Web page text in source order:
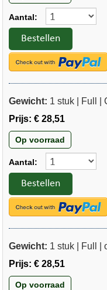
Aantal:
Bestellen
Gewicht: 1 stuk | Full |
Prijs: € 28,51
Op voorraad
Aantal:
Bestellen
Gewicht: 1 stuk | Full |
Prijs: € 28,51
Op voorraad